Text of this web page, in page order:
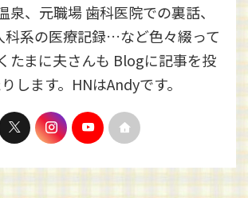
泉、元職場 歯科医院での裏話、
科系の医療記録…など色々綴って
たまに夫さんも Blogに記事を投
します。HNはAndyです。